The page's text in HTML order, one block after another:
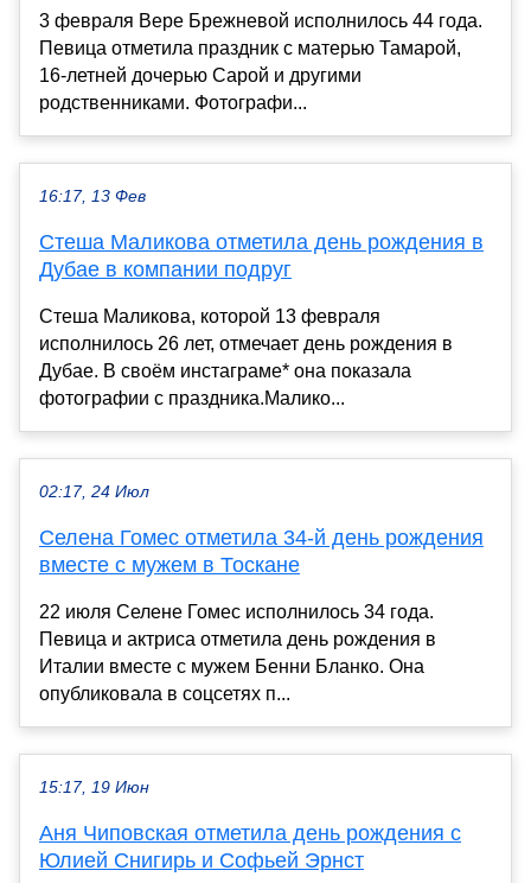
3 февраля Вере Брежневой исполнилось 44 года.
Певица отметила праздник с матерью Тамарой,
16-летней дочерью Сарой и другими
родственниками. Фотографи...
16:17, 13 Фев
Стеша Маликова отметила день рождения в
Дубае в компании подруг
Стеша Маликова, которой 13 февраля
исполнилось 26 лет, отмечает день рождения в
Дубае. В своём инстаграме* она показала
фотографии с праздника.Малико...
02:17, 24 Июл
Селена Гомес отметила 34-й день рождения
вместе с мужем в Тоскане
22 июля Селене Гомес исполнилось 34 года.
Певица и актриса отметила день рождения в
Италии вместе с мужем Бенни Бланко. Она
опубликовала в соцсетях п...
15:17, 19 Июн
Аня Чиповская отметила день рождения с
Юлией Снигирь и Софьей Эрнст